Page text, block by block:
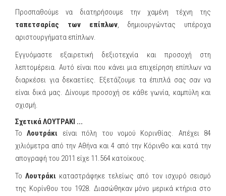
Προσπαθούμε να διατηρήσουμε την χαμένη τέχνη της
ταπετσαρίας των επίπλων, δημιουργώντας υπέροχα
αριστουργήματα επίπλων.
Εγγυόμαστε εξαιρετική δεξιοτεχνία και προσοχή στη
λεπτομέρεια. Αυτό είναι που κάνει μια επιχείρηση επίπλων να
διαρκέσει για δεκαετίες. Εξετάζουμε τα έπιπλά σας σαν να
είναι δικά μας. Δίνουμε προσοχή σε κάθε γωνία, καμπύλη και
σχισμή.
Σχετικά ΛΟΥΤΡΑΚΙ ...
ΤοΛουτράκι είναι πόλη τoυ νομού Κορινθίας. Απέχει 84
χιλιόμετρα από την Αθήνα και 4 από την Κόρινθο και κατά την
απογραφή του 2011 είχε 11.564 κατοίκους.
Το Λουτράκι καταστράφηκε τελείως από τον ισχυρό σεισμό
της Κορίνθου του 1928. Διασώθηκαν μόνο μερικά κτήρια στο